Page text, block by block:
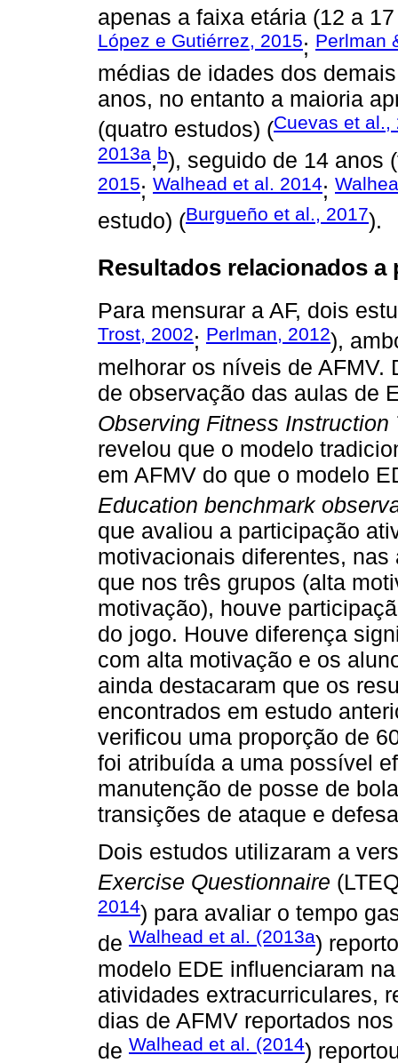
apenas a faixa etária (12 a
López e Gutiérrez, 2015; Perlman
médias de idades dos
anos, no entanto a maioria
(quatro estudos) (Cuevas et al.,
2013a,b), seguido de 14 anos
2015; Walhead et al. 2014;
estudo) (Burgueño et al., 2017).
Resultados relacionados a
Para mensurar a AF, dois
Trost, 2002; Perlman, 2012),
melhorar os níveis de AFMV.
de observação das aulas de
Observing Fitness Instruction
revelou que o modelo
em AFMV do que o modelo
Education benchmark
que avaliou a participação
motivacionais diferentes,
que nos três grupos (alta
motivação), houve
do jogo. Houve diferença
com alta motivação e os
ainda destacaram que os
encontrados em estudo
verificou uma proporção de
foi atribuída a uma possível
manutenção de posse de
transições de ataque e
Dois estudos utilizaram a
Exercise Questionnaire
2014) para avaliar o tempo
de Walhead et al. (2013a)
modelo EDE influenciaram
atividades extracurriculares,
dias de AFMV reportados
de Walhead et al. (2014)